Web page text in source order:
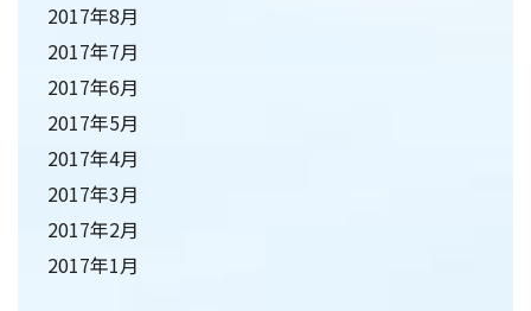
2017年8月
2017年7月
2017年6月
2017年5月
2017年4月
2017年3月
2017年2月
2017年1月